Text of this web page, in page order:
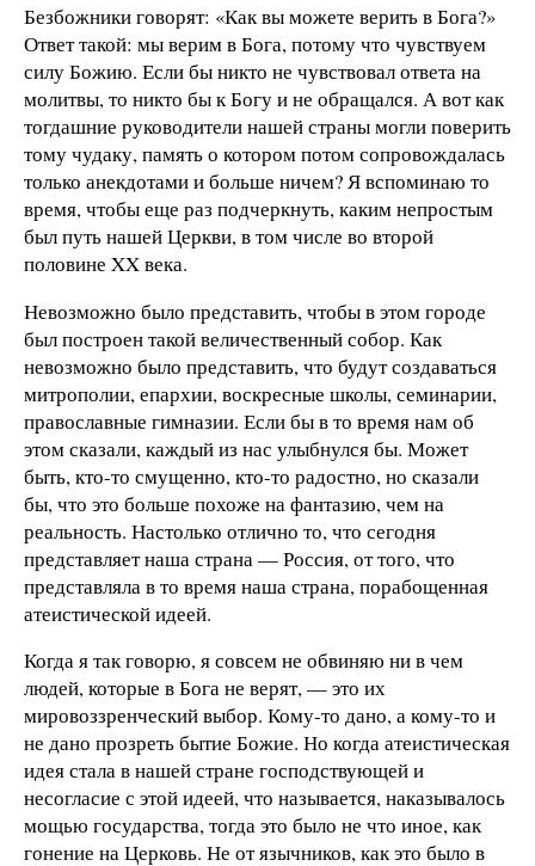
Безбожники говорят: «Как вы можете верить в Бога?»
Ответ такой: мы верим в Бога, потому что чувствуем
силу Божию. Если бы никто не чувствовал ответа на
молитвы, то никто бы к Богу и не обращался. А вот как
тогдашние руководители нашей страны могли поверить
тому чудаку, память о котором потом сопровождалась
только анекдотами и больше ничем? Я вспоминаю то
время, чтобы еще раз подчеркнуть, каким непростым
был путь нашей Церкви, в том числе во второй
половине XX века.
Невозможно было представить, чтобы в этом городе
был построен такой величественный собор. Как
невозможно было представить, что будут создаваться
митрополии, епархии, воскресные школы, семинарии,
православные гимназии. Если бы в то время нам об
этом сказали, каждый из нас улыбнулся бы. Может
быть, кто-то смущенно, кто-то радостно, но сказали
бы, что это больше похоже на фантазию, чем на
реальность. Настолько отлично то, что сегодня
представляет наша страна — Россия, от того, что
представляла в то время наша страна, порабощенная
атеистической идеей.
Когда я так говорю, я совсем не обвиняю ни в чем
людей, которые в Бога не верят, — это их
мировоззренческий выбор. Кому-то дано, а кому-то и
не дано прозреть бытие Божие. Но когда атеистическая
идея стала в нашей стране господствующей и
несогласие с этой идеей, что называется, наказывалось
мощью государства, тогда это было не что иное, как
гонение на Церковь. Не от язычников, как это было в